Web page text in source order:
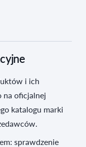
i ich
na oficjalnej
katalogu marki
sprawdzenie